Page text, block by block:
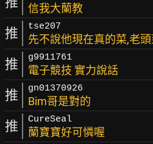
信我大蘭教
推 tse207
先不說他現在真的菜,老
推 g9911761
電子競技 實力說話
推 gn01370926
Bim哥是對的
推 CureSeal
蘭寶寶好可憐喔